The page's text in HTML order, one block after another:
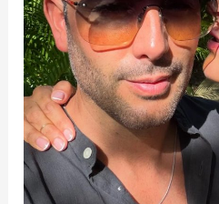
su
historia
de
amor.